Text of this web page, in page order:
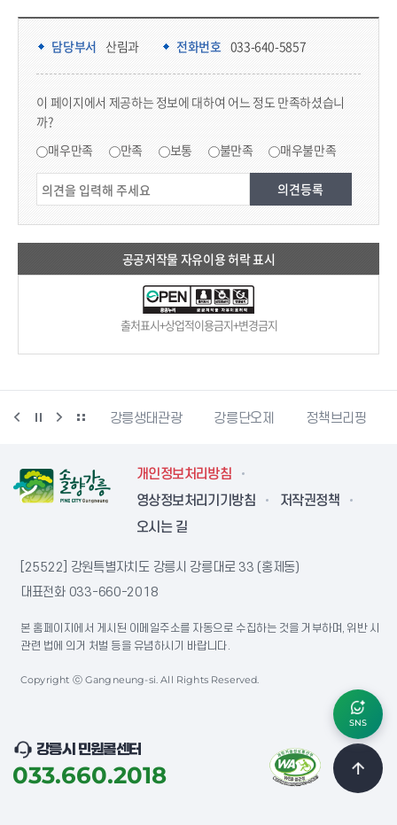
담당부서 정보 & 컨텐츠 만족도 조사 & 공공저작물 자유이용 허락 표시
담당부서 산림과 전화번호 033-640-5857
이 페이지에서 제공하는 정보에 대하여 어느 정도 만족하셨습니
까?
매우만족 만족 보통 불만족 매우불만족
공공저작물 자유이용 허락 표시
출처표시+상업적이용금지+변경금지
동물사랑센터 강릉생태관광 강릉단오제 정책브리핑
개인정보처리방침
영상정보처리기기방침
저작권정책
오시는 길
[25522] 강원특별자치도 강릉시 강릉대로 33 (홍제동)
대표전화 033-660-2018
본 홈페이지에서 게시된 이메일주소를 자동으로 수집하는 것을 거부하며, 위반 시
관련 법에 의거 처벌 등을 유념하시기 바랍니다.
Copyright ⓒ Gangneung-si. All Rights Reserved.
강릉시 민원콜센터
033.660.2018
SNS